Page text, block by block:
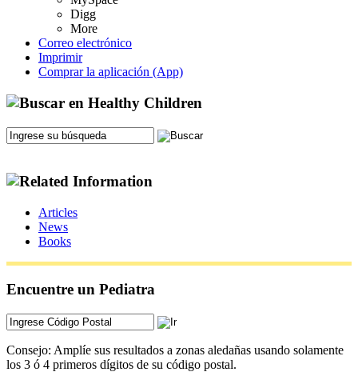
Digg
More
Correo electrónico
Imprimir
Comprar la aplicación (App)
Articles
News
Books
Encuentre un Pediatra
Consejo: Amplíe sus resultados a zonas aledañas usando solamente
los 3 ó 4 primeros dígitos de su código postal.